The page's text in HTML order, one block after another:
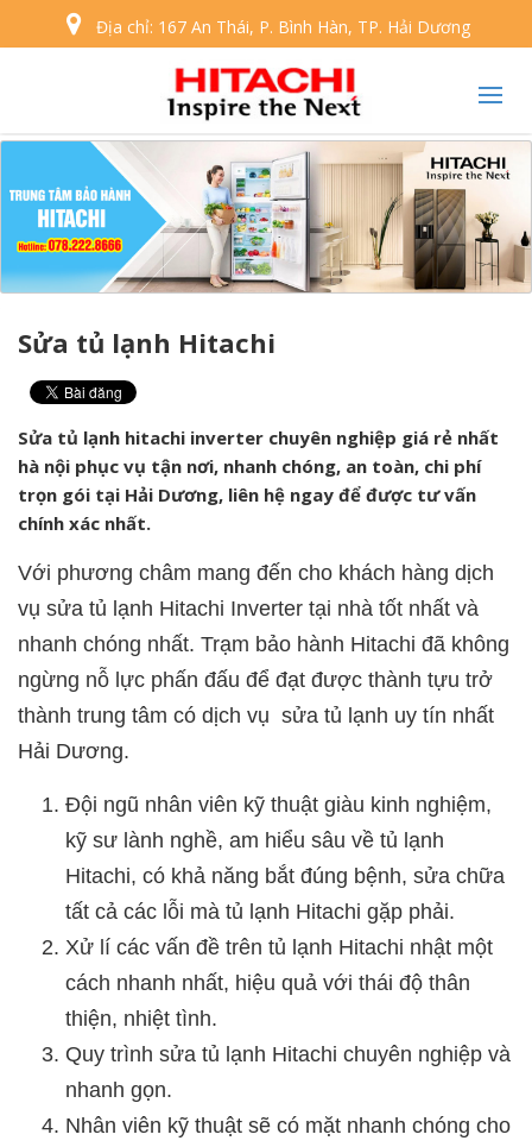
Địa chỉ: 167 An Thái, P. Bình Hàn, TP. Hải Dương
Sửa tủ lạnh Hitachi
Sửa tủ lạnh hitachi inverter chuyên nghiệp giá rẻ nhất
hà nội phục vụ tận nơi, nhanh chóng, an toàn, chi phí
trọn gói tại Hải Dương, liên hệ ngay để được tư vấn
chính xác nhất.
Với phương châm mang đến cho khách hàng dịch
vụ sửa tủ lạnh Hitachi Inverter tại nhà tốt nhất và
nhanh chóng nhất. Trạm bảo hành Hitachi đã không
ngừng nỗ lực phấn đấu để đạt được thành tựu trở
thành trung tâm có dịch vụ sửa tủ lạnh uy tín nhất
Hải Dương.
Đội ngũ nhân viên kỹ thuật giàu kinh nghiệm,
kỹ sư lành nghề, am hiểu sâu về tủ lạnh
Hitachi, có khả năng bắt đúng bệnh, sửa chữa
tất cả các lỗi mà tủ lạnh Hitachi gặp phải.
Xử lí các vấn đề trên tủ lạnh Hitachi nhật một
cách nhanh nhất, hiệu quả với thái độ thân
thiện, nhiệt tình.
Quy trình sửa tủ lạnh Hitachi chuyên nghiệp và
nhanh gọn.
Nhân viên kỹ thuật sẽ có mặt nhanh chóng cho